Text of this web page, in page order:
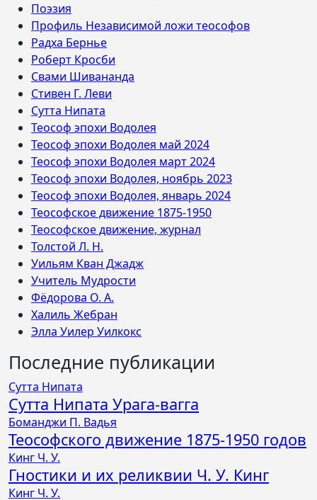
Поэзия
Профиль Независимой ложи теософов
Радха Бернье
Роберт Кросби
Свами Шивананда
Стивен Г. Леви
Сутта Нипата
Теософ эпохи Водолея
Теософ эпохи Водолея май 2024
Теософ эпохи Водолея март 2024
Теософ эпохи Водолея, ноябрь 2023
Теософ эпохи Водолея, январь 2024
Теософское движение 1875-1950
Теософское движение, журнал
Толстой Л. Н.
Уильям Кван Джадж
Учитель Мудрости
Фёдорова О. А.
Халиль Жебран
Элла Уилер Уилкокс
Последние публикации
Сутта Нипата
Сутта Нипата Урага-вагга
Боманджи П. Вадья
Теософского движение 1875-1950 годов
Кинг Ч. У.
Гностики и их реликвии Ч. У. Кинг
Кинг Ч. У.